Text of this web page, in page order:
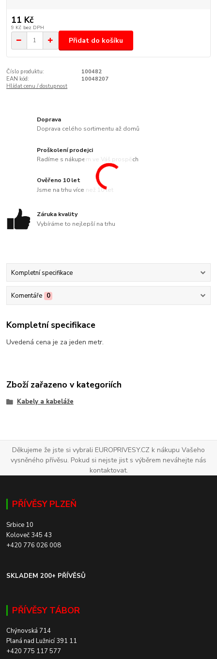
11 Kč
9 Kč bez DPH
Přidat do košíku
Číslo produktu:
100482
EAN kód:
10048207
Hlídat cenu / dostupnost
Doprava
Doprava celého sortimentu až domů
Proškolení prodejci
Radíme s nákupem ve Váš prospěch
Ověřeno 10 let
Jsme na trhu více než 10 let
Záruka kvality
Vybíráme to nejlepší na trhu
Kompletní specifikace
Komentáře 0
Kompletní specifikace
Uvedená cena je za jeden metr.
Zboží zařazeno v kategoriích
Kabely a kabeláže
Děkujeme že jste si vybrali EUROPRIVESY.CZ k nákupu Vašeho
vysněného přívěsu. Pokud si nejste jist s výběrem neváhejte nás
kontaktovat.
PŘÍVĚSY PLZEŇ
Srbice 10
Koloveč 345 43
+420 776 026 008
SKLADEM 200+ PŘÍVĚSŮ
PŘÍVĚSY TÁBOR
Chýnovská 714
Planá nad Lužnicí 391 11
+420 775 117 577